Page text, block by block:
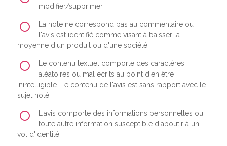
modifier/supprimer.
La note ne correspond pas au commentaire ou
l'avis est identifié comme visant à baisser la
moyenne d'un produit ou d'une société.
Le contenu textuel comporte des caractères
aléatoires ou mal écrits au point d'en être
inintelligible. Le contenu de l'avis est sans rapport avec le
sujet noté.
L'avis comporte des informations personnelles ou
toute autre information susceptible d'aboutir à un
vol d'identité.